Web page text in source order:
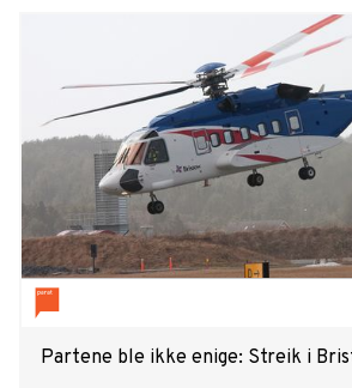
Partene ble ikke enige: Streik i